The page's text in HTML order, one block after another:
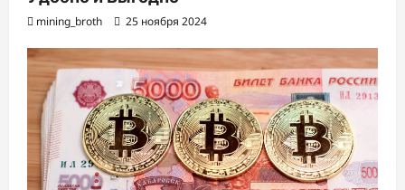
mining_broth 25 ноября 2024